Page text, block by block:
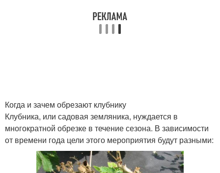
Когда и зачем обрезают клубнику
Клубника, или садовая земляника, нуждается в
многократной обрезке в течение сезона. В зависимости
от времени года цели этого мероприятия будут разными: